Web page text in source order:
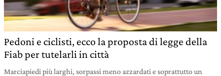
Pedoni e ciclisti, ecco la proposta di legge della
Fiab per tutelarli in città
Marciapiedi più larghi, sorpassi meno azzardati e soprattutto un